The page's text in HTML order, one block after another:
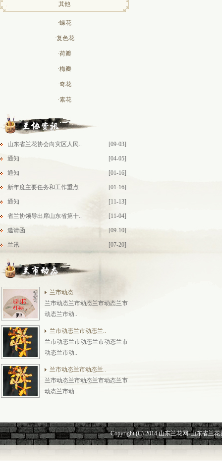
其他
·蝶花
·复色花
·荷瓣
·梅瓣
·奇花
·素花
[09-03]
山东省兰花协会向灾区人民..
[04-05]
通知
[01-16]
通知
[01-16]
新年度主要任务和工作重点
[11-13]
通知
[11-04]
省兰协领导出席山东省第十..
[09-10]
邀请函
[07-20]
兰讯
兰市动态
兰市动态兰市动态兰市动态兰市
动态兰市动..
兰市动态兰市动态兰..
兰市动态兰市动态兰市动态兰市
动态兰市动..
兰市动态兰市动态兰..
兰市动态兰市动态兰市动态兰市
动态兰市动..
Copyright (C) 2014 山东兰花网-山东省兰